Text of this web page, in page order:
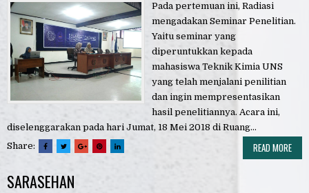
Pada pertemuan ini, Radiasi
mengadakan Seminar Penelitian.
Yaitu seminar yang
diperuntukkan kepada
mahasiswa Teknik Kimia UNS
yang telah menjalani penilitian
dan ingin mempresentasikan
hasil penelitiannya. Acara ini,
diselenggarakan pada hari Jumat, 18 Mei 2018 di Ruang...
Share:
READ MORE
SARASEHAN